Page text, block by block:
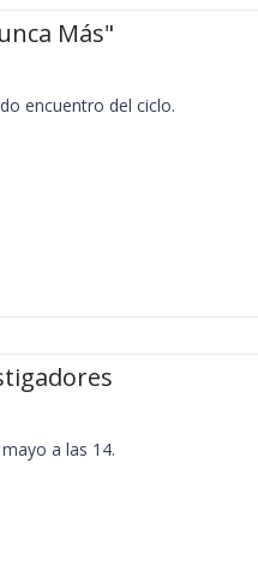
Más"
encuentro del ciclo.
a las 14.